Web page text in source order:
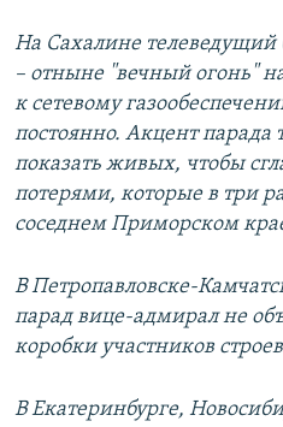
На Сахалине телеведущий
– отныне "вечный огонь"
к сетевому
постоянно. Акцент парада
показать живых, чтобы
потерями, которые в три
соседнем Приморском
В Петропавловске-
парад вице-адмирал не
коробки участников
В Екатеринбурге,